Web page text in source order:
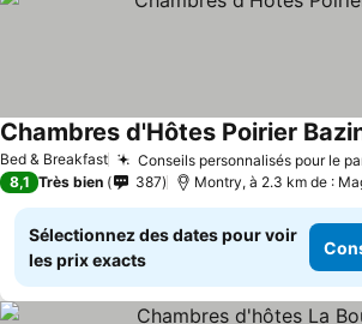
Bed & Breakfast Conseils personnalisés pour le
Chambres d'Hôtes Poirier
8,1 Très bien 387 Montry, à 2.3 km de :
Sélectionnez des dates pour voir
les prix exacts